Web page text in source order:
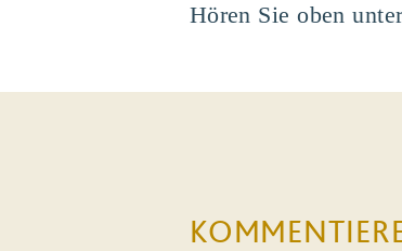
Hören Sie oben